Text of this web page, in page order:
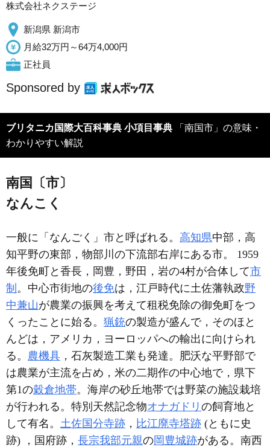
株式会社ネクステージ
新潟県 新潟市
月給32万円～64万4,000円
正社員
Sponsored by
ブリタニカ国際大百科事典 小項目事典
わかりやすい解説
南国〔市〕
なんこく
一般に「なんごく」市と呼ばれる。 高知県中部，高
知平野の東部，物部川の下流部右岸にある市。 1959
年後免町と香長，岡豊，野田，岩の4村が合体して市
制 。中心市街地の後免は，江戸時代に土佐藩執政野
中兼山が農業の振興を考えて租税免除の御免町をつ
くったことに始る。 猟銃の製造が盛んで，そのほと
んどは，アメリカ，ヨーロッパへの輸出に向けられ
る。 農機具 ，石灰製造工業も発達。肥沃な平野部で
は農業が主流を占め，米の二期作の中心地で，県下
第1の穀倉地帯。海岸の砂丘地帯では野菜の施設栽培
が行われる。特別天然記念物オナガドリ の飼育地と
して有名。 土佐国分寺跡 ， 比江廃寺塔跡 (ともに史
跡) ，国府跡， 長宗我部元親の岡豊城跡がある。南西